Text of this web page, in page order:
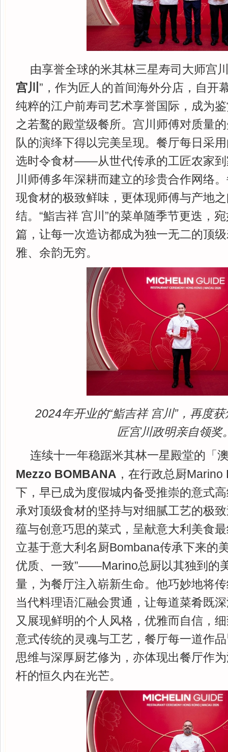
由享誉全球的米其林三星寿司大师宫
宫川 ”，作为匠人的首间海外分店，自开
纯粹的江户前寿司艺术享誉国际，成为
之若鹜的殿堂级餐所。宫川师傅对质量
队的演绎下得以完美呈现。餐厅每日采
选时令食材——从世代传承的工匠农家到
川师傅多年深耕而建立的珍贵合作网络
现食材的极致鲜味，更体现师傅与产地
结。“鮨吉祥 宫川”的菜单随季节更迭，
篇，让每一次造访都成为独一无二的顶
雅、余韵无穷。
2024年开业的“鮨吉祥 宫川”，再度
匠宫川政明亲自领奖
连续十一年稳踞米其林一星殿堂的「
Mezzo BOMBANA ，在行政总厨
下，早已成为度假城内备受推崇的意式
承对顶级食材的坚持与对细腻工艺的极
蕴与创意巧思的菜式，呈献意大利美食
立基于意大利名厨Bombana传承下来
优质、一致”——Marino总厨以其独到的
量，为餐厅注入崭新生命。他巧妙地将
当代料理语汇融会贯通，让每道菜肴既
又展现鲜明的个人风格，优雅而自信，
意式传统的灵魂与工艺，餐厅每一道作
思维与深厚厨艺修为，亦体现出餐厅作
杆的恒久内在光芒。